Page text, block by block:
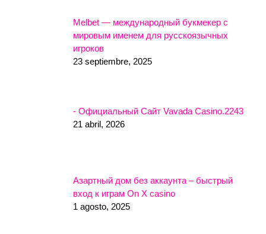
Melbet — международный букмекер с
мировым именем для русскоязычных
игроков
23 septiembre, 2025
- Официальный Сайт Vavada Casino.2243
21 abril, 2026
Азартный дом без аккаунта – быстрый
вход к играм On X casino
1 agosto, 2025